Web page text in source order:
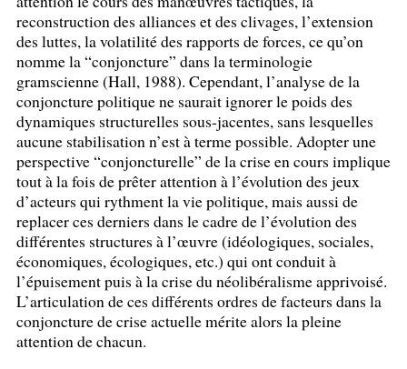
reconstruction des alliances et des clivages, l’extension
des luttes, la volatilité des rapports de forces, ce qu’on
nomme la “conjoncture” dans la terminologie
gramscienne (Hall, 1988). Cependant, l’analyse de la
conjoncture politique ne saurait ignorer le poids des
dynamiques structurelles sous-jacentes, sans lesquelles
aucune stabilisation n’est à terme possible. Adopter une
perspective “conjoncturelle” de la crise en cours implique
tout à la fois de prêter attention à l’évolution des jeux
d’acteurs qui rythment la vie politique, mais aussi de
replacer ces derniers dans le cadre de l’évolution des
différentes structures à l’œuvre (idéologiques, sociales,
économiques, écologiques, etc.) qui ont conduit à
l’épuisement puis à la crise du néolibéralisme apprivoisé.
L’articulation de ces différents ordres de facteurs dans la
conjoncture de crise actuelle mérite alors la pleine
attention de chacun.